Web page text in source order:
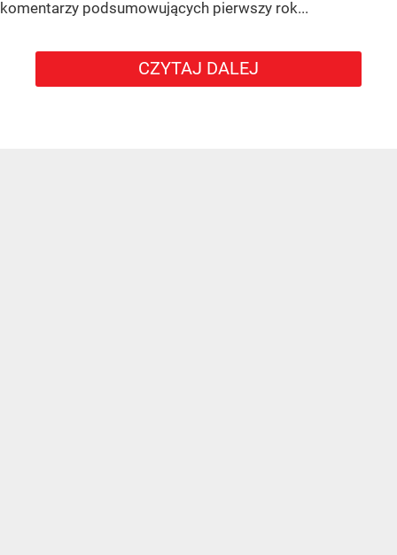
komentarzy podsumowujących pierwszy rok...
CZYTAJ DALEJ